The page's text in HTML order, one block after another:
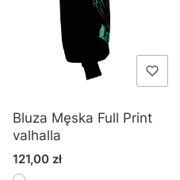
Bluza Męska Full Print
valhalla
Cena
121,00 zł